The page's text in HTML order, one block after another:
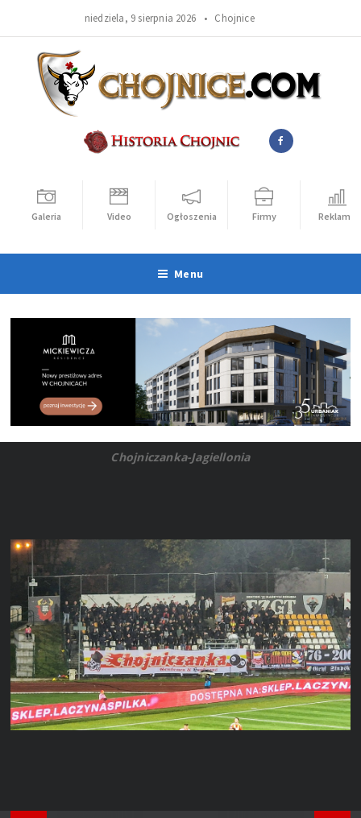
niedziela, 9 sierpnia 2026 • Chojnice
Galeria Video Ogłoszenia Firmy Reklama
Menu
Chojniczanka-Jagiellonia